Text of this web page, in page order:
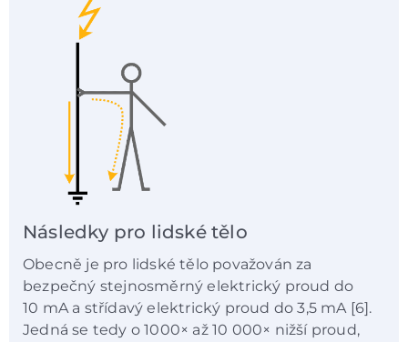
Následky pro lidské tělo
Obecně je pro lidské tělo považován za
bezpečný stejnosměrný elektrický proud do
10 mA a střídavý elektrický proud do 3,5 mA [6].
Jedná se tedy o 1000× až 10 000× nižší proud,